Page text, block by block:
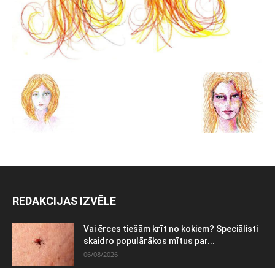
REDAKCIJAS IZVĒLE
Vai ērces tiešām krīt no kokiem? Speciālisti
skaidro populārākos mītus par...
06/08/2026